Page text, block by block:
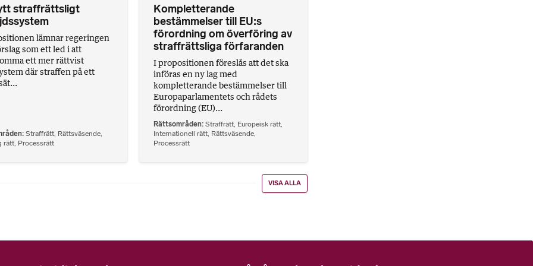
straffrättsligt
lämnar regeringen
som ett led i att
ett mer rättvist
där straffen på ett
Straffrätt, Rättsväsende,
rätt, Processrätt
Kompletterande
bestämmelser till EU:s
förordning om överföring av
straffrättsliga förfaranden
I propositionen föreslås att det ska
införas en ny lag med
kompletterande bestämmelser till
Europaparlamentets och rådets
förordning (EU)...
Rättsområden Straffrätt Europeisk rätt
Internationell rätt Rättsväsende
Processrätt
VISA ALLA